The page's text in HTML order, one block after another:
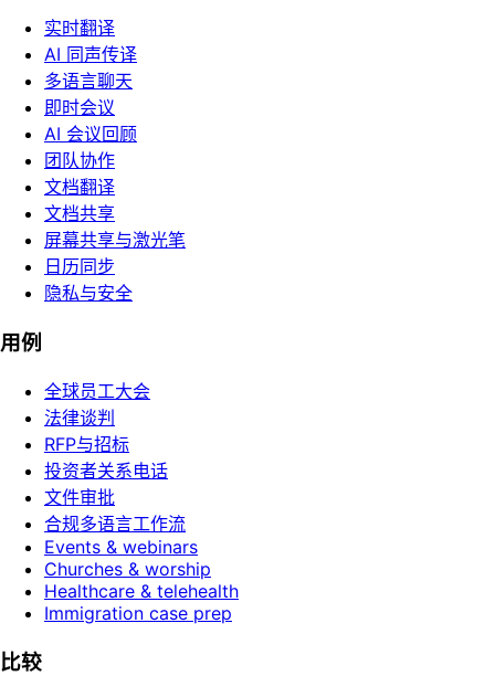
实时翻译
AI 同声传译
多语言聊天
即时会议
AI 会议回顾
团队协作
文档翻译
文档共享
屏幕共享与激光笔
日历同步
隐私与安全
用例
全球员工大会
法律谈判
RFP与招标
投资者关系电话
文件审批
合规多语言工作流
Events & webinars
Churches & worship
Healthcare & telehealth
Immigration case prep
比较